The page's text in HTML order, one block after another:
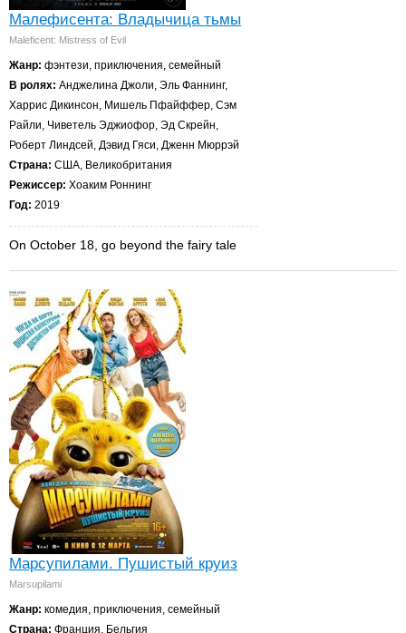
Малефисента: Владычица тьмы
Maleficent: Mistress of Evil
Жанр: фэнтези, приключения, семейный
В ролях: Анджелина Джоли, Эль Фаннинг,
Харрис Дикинсон, Мишель Пфайффер, Сэм
Райли, Чиветель Эджиофор, Эд Скрейн,
Роберт Линдсей, Дэвид Гяси, Дженн Мюррэй
Страна: США, Великобритания
Режиссер: Хоаким Роннинг
Год: 2019
On October 18, go beyond the fairy tale
Марсупилами. Пушистый круиз
Marsupilami
Жанр: комедия, приключения, семейный
Страна: Франция, Бельгия